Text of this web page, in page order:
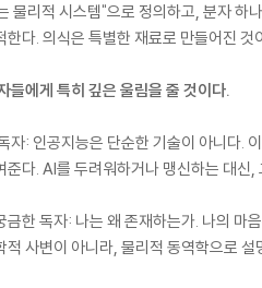
물리적 시스템"으로 정의하고, 분자 하
한다. 의식은 특별한 재료로 만들어진
들에게 특히 깊은 울림을 줄 것이다.
자: 인공지능은 단순한 기술이 아니다.
준다. AI를 두려워하거나 맹신하는 대
금한 독자: 나는 왜 존재하는가. 나의 마
적 사변이 아니라, 물리적 동역학으로